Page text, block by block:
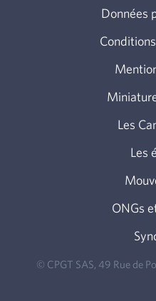
Données
Les
Les
ONGs
© CPGT SAS, 49 Rue de